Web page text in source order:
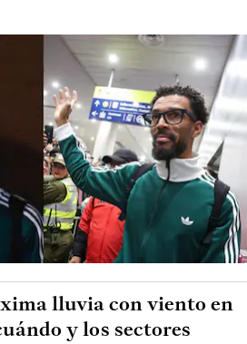
lluvia con viento en
y los sectores